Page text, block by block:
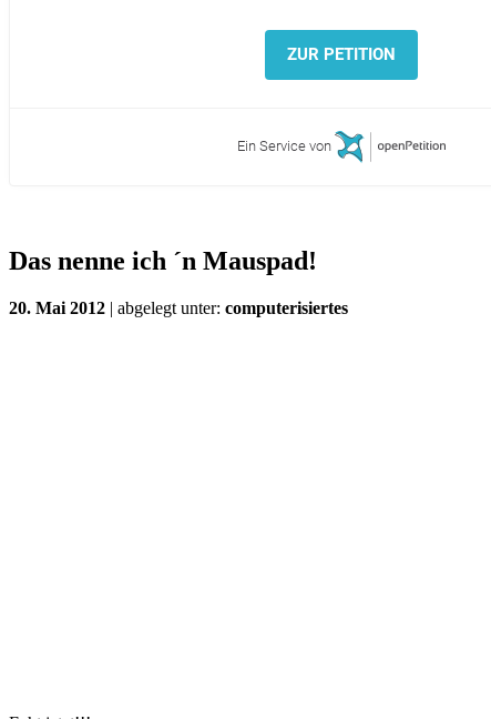
ZUR PETITION
Ein Service von
Das nenne ich ´n Mauspad!
20. Mai 2012 | abgelegt unter: computerisiertes